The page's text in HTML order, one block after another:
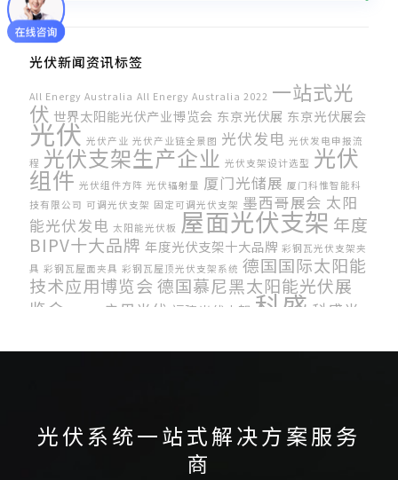
光伏新闻资讯标签
All Energy Australia All Energy Australia 2022 一站式光
伏 世界太阳能光伏产业博览会 东京光伏展 东京光伏展会
光伏 光伏产业 光伏产业链全景图 光伏发电 光伏发电申报流
程 光伏支架生产企业 光伏支架设计选型 光伏
组件 光伏组件方阵 光伏辐射量 厦门光储展 厦门科惟智能科
技有限公司 可调光伏支架 固定可调光伏支架 墨西哥展会 太阳
能光伏发电 太阳能光伏板 屋面光伏支架 年度
BIPV十大品牌 年度光伏支架十大品牌 彩钢瓦光伏支架夹
具 彩钢瓦屋面夹具 彩钢瓦屋顶光伏支架系统 德国国际太阳能
技术应用博览会 德国慕尼黑太阳能光伏展
览会
户用光伏 福建光伏支架 科盛 科盛光
英国光伏展 荷兰光伏展 跟踪光伏支架系统 跟踪光伏系统 隆基光
光伏系统一站式解决方案服务
商